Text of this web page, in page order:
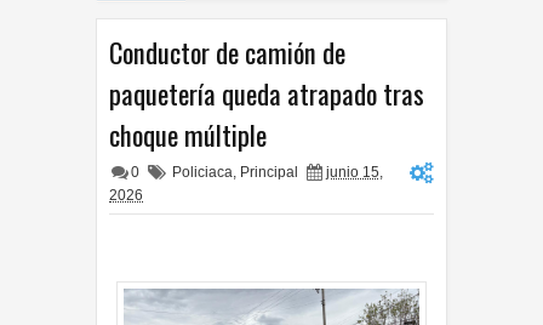
Conductor de camión de
paquetería queda atrapado tras
choque múltiple
0 Policiaca, Principal
junio 15,
2026